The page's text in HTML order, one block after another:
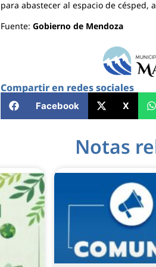
para abastecer al espacio de césped,
Fuente: Gobierno de Mendoza
Compartir en redes sociales
Facebook X
Notas